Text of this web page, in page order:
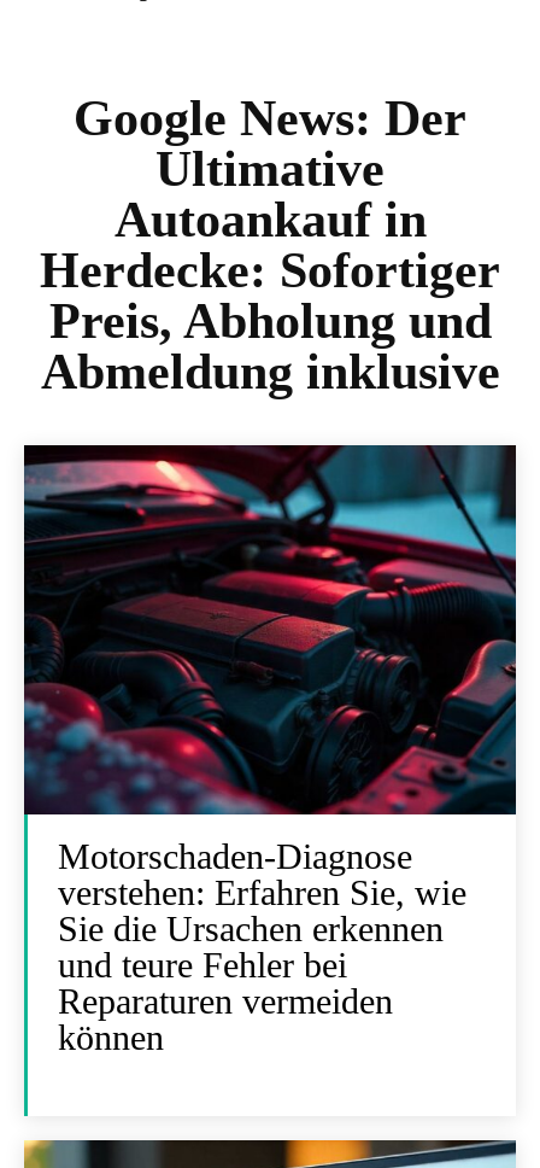
Google News: Der
Ultimative
Autoankauf in
Herdecke: Sofortiger
Preis, Abholung und
Abmeldung inklusive
Motorschaden-Diagnose
verstehen: Erfahren Sie, wie
Sie die Ursachen erkennen
und teure Fehler bei
Reparaturen vermeiden
können